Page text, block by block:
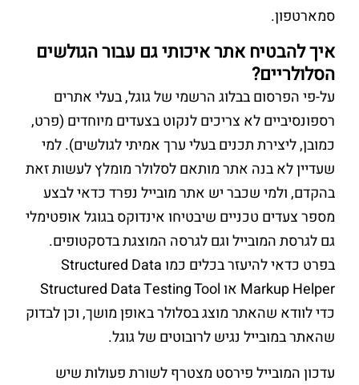
סמארטפון.
איך להבטיח אתר איכותי גם עבור הגולשים
הסלולריים?
על-פי הפרסום בבלוג הרשמי של גוגל, בעלי אתרים
רספונסיביים לא צריכים לנקוט בצעדים מיוחדים (פרט,
כמובן, ליצירת תכנים בעלי ערך אמיתי לגולשים). למי
שעדיין לא בנה אתר מותאם לסלולר מומלץ לעשות זאת
בהקדם, ולמי שכבר יש אתר מובייל נפרד כדאי לבצע
מספר צעדים טכניים שיבטיחו אינדוקס בגוגל אופטימלי
גם לגרסת המובייל וגם לגרסה המוצגת בדסקטופים.
בפרט כדאי להיעזר בכלים כמו Structured Data
Markup Helper או Structured Data Testing Tool
כדי לוודא שהאתר מוצג בסלולר באופן מושך, וכן לבדוק
שהאתר במובייל נגיש לרובוטים של גוגל.
עדכון המובייל פירסט מצטרף לשורת פעולות שיש